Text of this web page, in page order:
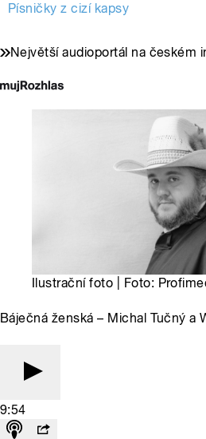
Písničky z cizí kapsy
Největší audioportál na českém
Ilustrační foto | Foto:
Báječná ženská – Michal Tučný a
9:54